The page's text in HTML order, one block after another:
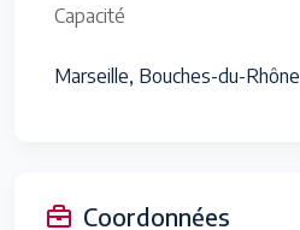
Capacité
Marseille, Bouches-du-Rhône
Coordonnées